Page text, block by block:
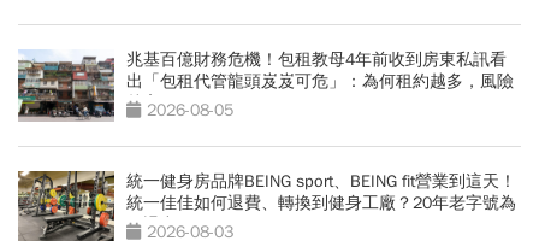
兆基百億財務危機！包租教母4年前收到房東私訊看
出「包租代管龍頭岌岌可危」：為何租約越多，風險
越高？
2026-08-05
統一健身房品牌BEING sport、BEING fit營業到這天！
統一佳佳如何退費、轉換到健身工廠？20年老字號為
何退出
2026-08-03